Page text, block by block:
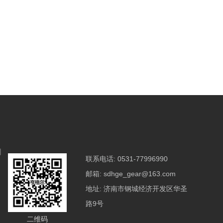
二维码
联系电话: 0531-77996990
邮箱: sdhge_gear@163.com
地址: 济南市钢城经济开发区华圣
路9号